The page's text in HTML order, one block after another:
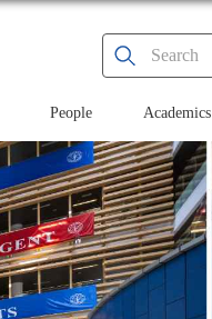
People Academics